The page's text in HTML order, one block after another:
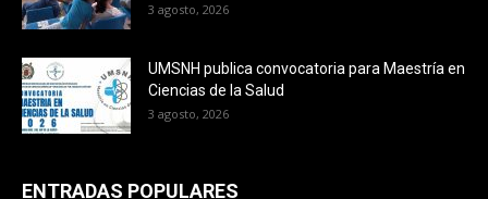
3 agosto, 2026
UMSNH publica convocatoria para Maestría en
Ciencias de la Salud
3 agosto, 2026
ENTRADAS POPULARES